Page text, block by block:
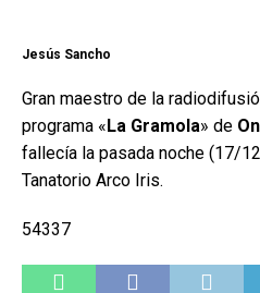
Jesús Sancho
Gran maestro de la
programa «La Gramola» de
fallecía la pasada noche (17/
Tanatorio Arco Iris.
54337